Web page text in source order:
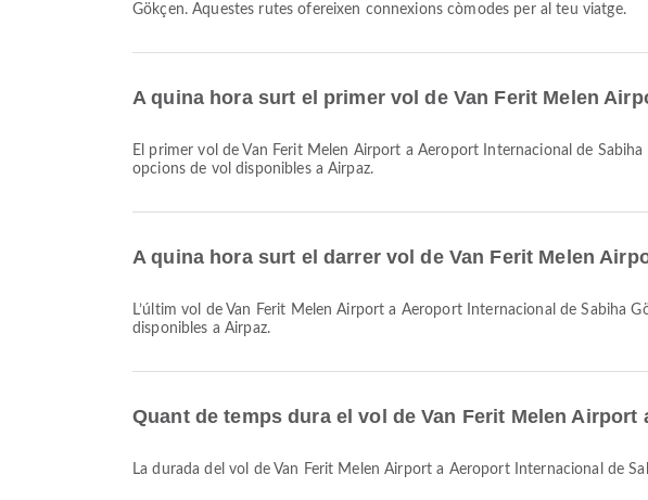
Gökçen. Aquestes rutes ofereixen connexions còmodes per al teu viatge.
A quina hora surt el primer vol de Van Ferit Melen
El primer vol de Van Ferit Melen Airport a Aeroport Internacional de Sabiha Gökçen amb Pegasus Airlines surt a les 08:40. Pots consultar aquest horari i comparar altres
opcions de vol disponibles a Airpaz.
A quina hora surt el darrer vol de Van Ferit Melen
L’últim vol de Van Ferit Melen Airport a Aeroport Internacional de Sabiha Gökçen amb AJet surt a les 20:50. Pots consultar aquest horari i comparar altres opcions de vol
disponibles a Airpaz.
Quant de temps dura el vol de Van Ferit Melen
La durada del vol de Van Ferit Melen Airport a Aeroport Internacional de